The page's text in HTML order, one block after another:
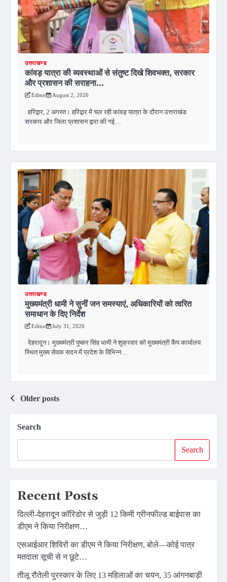
उत्तराखण्ड
कांवड़ यात्रा की व्यवस्थाओं से संतुष्ट दिखे शिवभक्त, सरकार
और प्रशासन की सराहना…
Editor August 2, 2026
हरिद्वार, 2 अगस्त। हरिद्वार में चल रही कांवड़ यात्रा के दौरान उत्तराखंड
सरकार और जिला प्रशासन द्वारा की गई…
उत्तराखण्ड
मुख्यमंत्री धामी ने सुनीं जन समस्याएं, अधिकारियों को त्वरित
समाधान के दिए निर्देश
Editor July 31, 2026
देहरादून। मुख्यमंत्री पुष्कर सिंह धामी ने शुक्रवार को मुख्यमंत्री कैंप कार्यालय
स्थित मुख्य सेवक सदन में प्रदेश के विभिन्न…
Posts
Older posts
Search
Search
Recent Posts
दिल्ली-देहरादून कॉरिडोर से जुड़ी 12 किमी ग्रीनफील्ड बाईपास का
डीएम ने किया निरीक्षण…
एसआईआर शिविरों का डीएम ने किया निरीक्षण, बोले—कोई पात्र
मतदाता सूची से न छूटे…
तीलू रौतेली पुरस्कार के लिए 13 महिलाओं का चयन, 35 आंगनबाड़ी